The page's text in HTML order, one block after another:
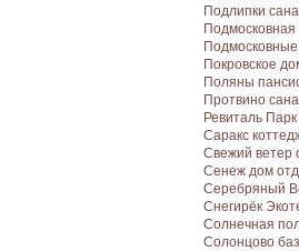
Подлипки
Покровское
Поляны
Протвино
Ревиталь
Саракс
Свежий ветер
Сенеж дом
Серебряный
Снегирёк
Солнечная
Солонцово